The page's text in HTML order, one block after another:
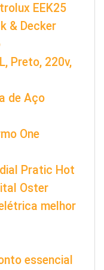
EEK25
& Decker
Preto, 220v,
de Aço
One
Pratic Hot
Oster
melhor
essencial